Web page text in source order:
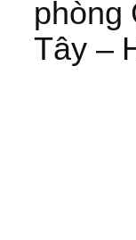
phòng
Tây –